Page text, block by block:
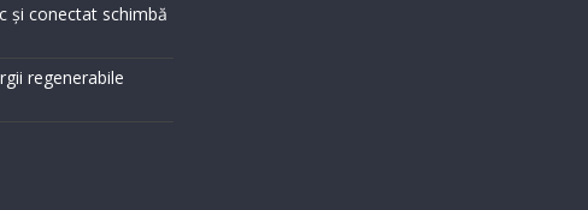
și conectat schimbă
regenerabile